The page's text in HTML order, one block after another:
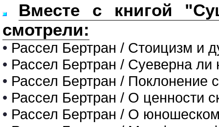
Вместе с книгой
смотрели:
• Рассел Бертран / Стоицизм и
• Рассел Бертран / Суеверна ли
• Рассел Бертран / Поклонение
• Рассел Бертран / О ценности
• Рассел Бертран / О